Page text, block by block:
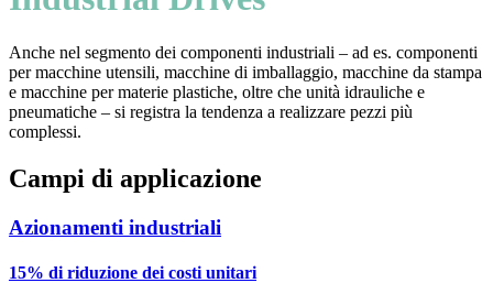
Anche nel segmento dei componenti industriali – ad es. componenti
per macchine utensili, macchine di imballaggio, macchine da stampa
e macchine per materie plastiche, oltre che unità idrauliche e
pneumatiche – si registra la tendenza a realizzare pezzi più
complessi.
Campi di applicazione
Azionamenti industriali
15% di riduzione dei costi unitari